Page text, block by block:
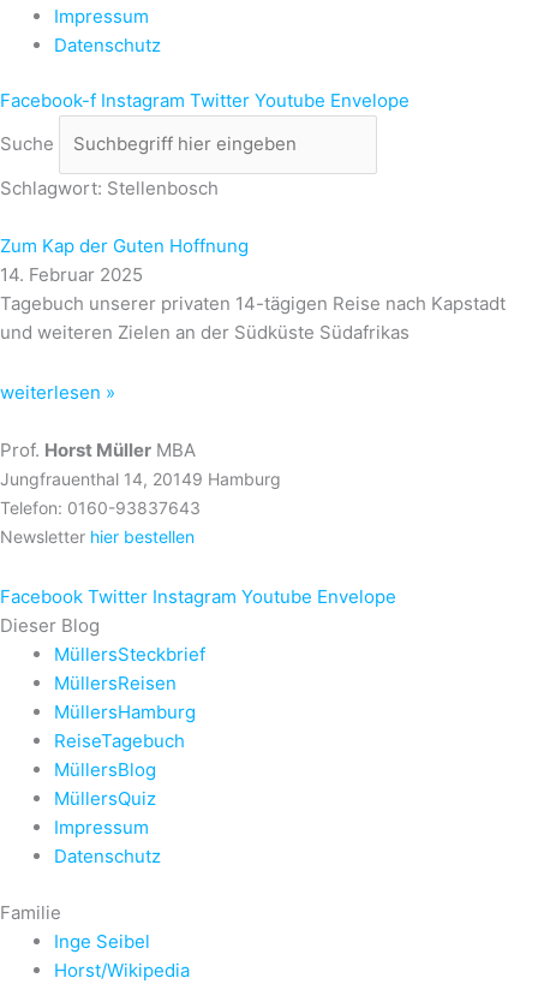
Impressum
Datenschutz
Facebook-f Instagram Twitter Youtube Envelope
Suche
Schlagwort: Stellenbosch
Zum Kap der Guten Hoffnung
14. Februar 2025
Tagebuch unserer privaten 14-tägigen Reise nach Kapstadt
und weiteren Zielen an der Südküste Südafrikas
weiterlesen »
Prof. Horst Müller MBA
Jungfrauenthal 14, 20149 Hamburg
Telefon: 0160-93837643
Newsletter hier bestellen
Facebook Twitter Instagram Youtube Envelope
Dieser Blog
MüllersSteckbrief
MüllersReisen
MüllersHamburg
ReiseTagebuch
MüllersBlog
MüllersQuiz
Impressum
Datenschutz
Familie
Inge Seibel
Horst/Wikipedia